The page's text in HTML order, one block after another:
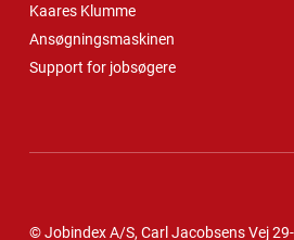
Kaares Klumme
Ansøgningsmaskinen
Support for jobsøgere
© Jobindex A/S, Carl Jacobsens Vej